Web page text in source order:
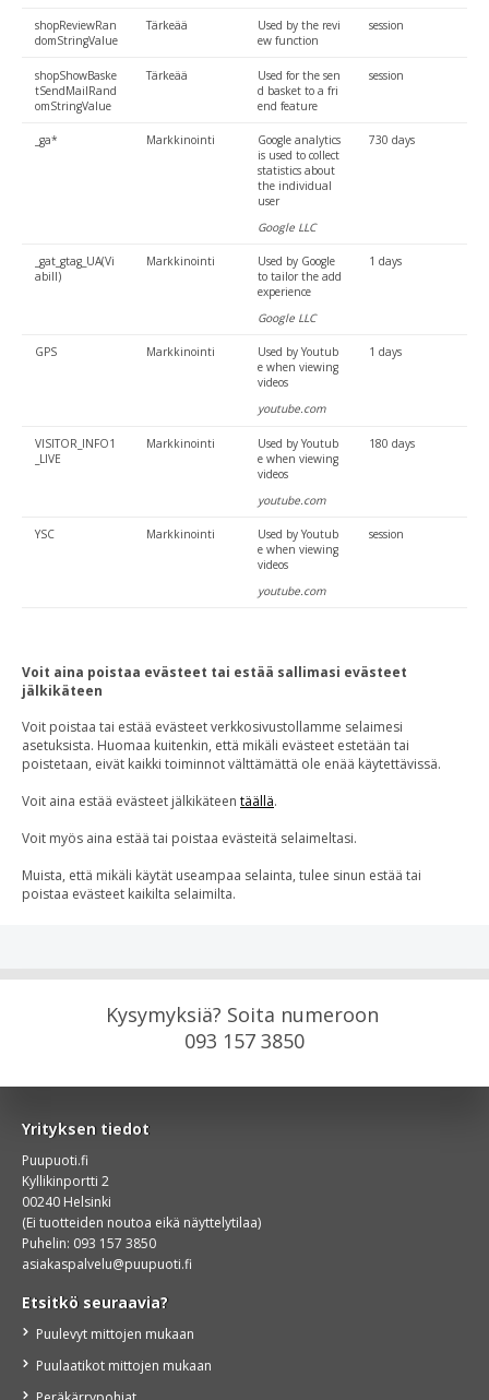
shopReviewRan
domStringValue
shopShowBaske
tSendMailRand
omStringValue
_ga*
_gat_gtag_UA(Vi
abill)
GPS
VISITOR_INFO1
_LIVE
YSC
Tärkeää
Tärkeää
Markkinointi
Markkinointi
Markkinointi
Markkinointi
Markkinointi
Used by the revi
ew function
Used for the sen
d basket to a fri
end feature
Google analytics
is used to collect
statistics about
the individual
user
Google LLC
Used by Google
to tailor the add
experience
Google LLC
Used by Youtub
e when viewing
videos
youtube.com
Used by Youtub
e when viewing
videos
youtube.com
Used by Youtub
e when viewing
videos
youtube.com
session
session
730 days
1 days
1 days
180 days
session
Voit aina poistaa evästeet tai estää sallimasi evästeet
jälkikäteen
Voit poistaa tai estää evästeet verkkosivustollamme selaimesi
asetuksista. Huomaa kuitenkin, että mikäli evästeet estetään tai
poistetaan, eivät kaikki toiminnot välttämättä ole enää käytettävissä.
Voit aina estää evästeet jälkikäteen täällä.
Voit myös aina estää tai poistaa evästeitä selaimeltasi.
Muista, että mikäli käytät useampaa selainta, tulee sinun estää tai
poistaa evästeet kaikilta selaimilta.
Kysymyksiä? Soita numeroon
093 157 3850
Yrityksen tiedot
Puupuoti.fi
Kyllikinportti 2
00240 Helsinki
(Ei tuotteiden noutoa eikä näyttelytilaa)
Puhelin: 093 157 3850
asiakaspalvelu@puupuoti.fi
Etsitkö seuraavia?
Puulevyt mittojen mukaan
Puulaatikot mittojen mukaan